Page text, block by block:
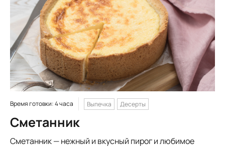
Время готовки: 4 часа Выпечка Десерты
Сметанник
Сметанник — нежный и вкусный пирог и любимое